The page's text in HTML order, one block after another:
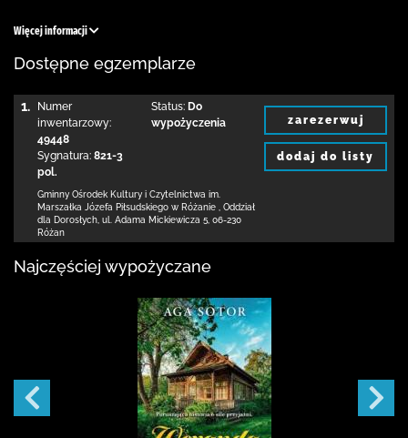
Więcej informacji
Dostępne egzemplarze
1.
Numer
inwentarzowy:
49448
Sygnatura: 821-3
pol.
Status: Do
wypożyczenia
Gminny Ośrodek Kultury i Czytelnictwa im.
Marszałka Józefa Piłsudskiego w Różanie
Oddział
dla Dorosłych, ul. Adama Mickiewicza 5 06-230
Różan
zarezerwuj
dodaj do listy
Najczęściej wypożyczane